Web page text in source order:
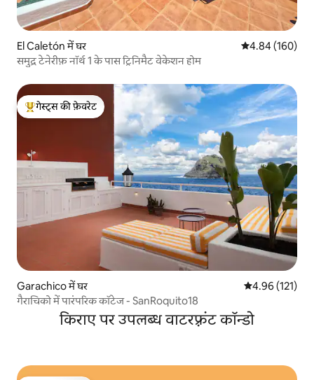
El Caletón में घर औसत रेटिंग 5 में से
4.84 (160)
समुद्र टेनेरीफ़ नॉर्थ 1 के पास ट्रिनिमैट वेकेशन होम
गेस्ट्स का टॉप फ़ेवरेट
गेस्ट्स की फ़ेवरेट
Garachico में घर औसत रेटिंग 5 में से
4.96 (121)
गैराचिको में पारंपरिक कॉटेज - SanRoquito18
किराए पर उपलब्ध वाटरफ़्रंट कॉन्डो